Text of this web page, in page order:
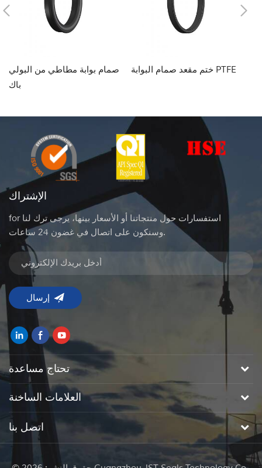
صمام بوابة مطاطي من البولي
باك
ختم مقعد صمام البوابة PTFE
الإشتراك
for استفسارات حول منتجاتنا أو الأسعار بينها، يرجى ترك لنا
وسنكون على اتصال في غضون 24 ساعات.
تحتاج مساعدة
العلامات الساخنة
اتصل بنا